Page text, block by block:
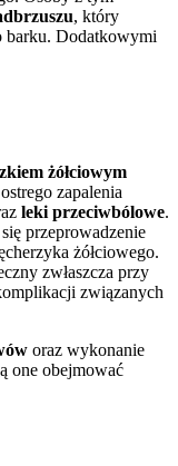
, który
barku. Dodatkowymi
żółciowym
zapalenia
leki przeciwbólowe.
przeprowadzenie
żółciowego.
zwłaszcza przy
związanych
oraz wykonanie
one obejmować